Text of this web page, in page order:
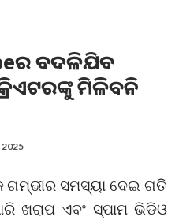
ବଦଳିଯିବ
ମିଳିବନି
2025
ଗମ୍ଭୀର ସମସ୍ୟା ଦେଇ ଗତି
ଖରାପ ଏବଂ ସ୍ପାମ ଭିଡିଓ